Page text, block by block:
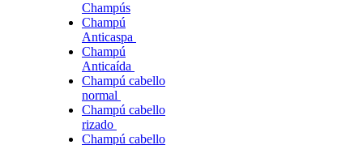
Champús
Champú
Anticaspa
Champú
Anticaída
Champú cabello
normal
Champú cabello
rizado
Champú cabello